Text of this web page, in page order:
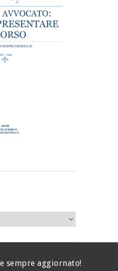
sempre aggiornato!